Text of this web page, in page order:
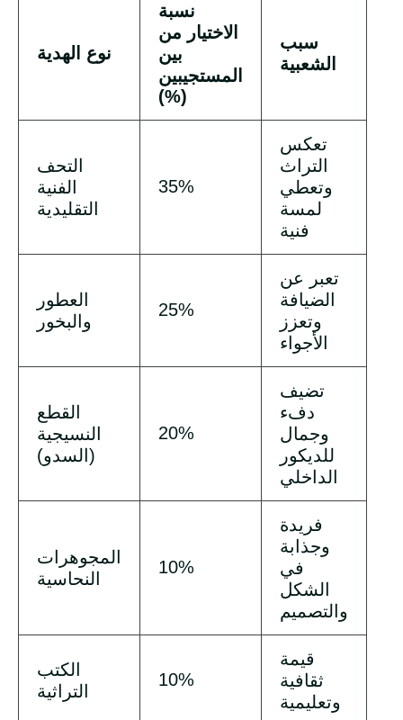
نوع الهدية
نسبة
الاختيار من
بين
المستجيبين
(%)
سبب
الشعبية
التحف
الفنية
التقليدية
35%
تعكس
التراث
وتعطي
لمسة
فنية
العطور
والبخور
25%
تعبر عن
الضيافة
وتعزز
الأجواء
القطع
النسيجية
(السدو)
20%
تضيف
دفء
وجمال
للديكور
الداخلي
المجوهرات
النحاسية
10%
فريدة
وجذابة
في
الشكل
والتصميم
الكتب
التراثية
10%
قيمة
ثقافية
وتعليمية